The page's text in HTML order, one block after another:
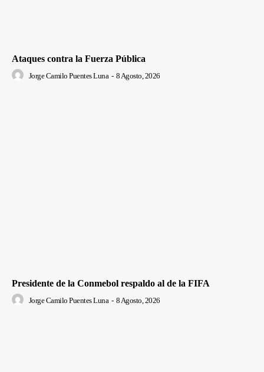
Ataques contra la Fuerza Pública
Jorge Camilo Puentes Luna - 8 Agosto, 2026
Presidente de la Conmebol respaldo al de la FIFA
Jorge Camilo Puentes Luna - 8 Agosto, 2026